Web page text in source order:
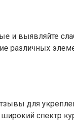
и выявляйте
различных
для
спектр